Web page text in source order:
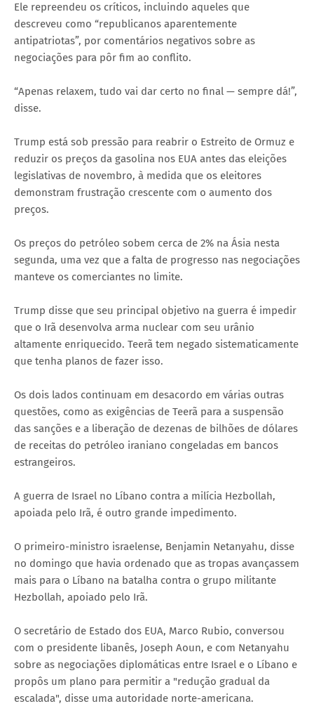
Ele repreendeu os críticos, incluindo aqueles que
descreveu como “republicanos aparentemente
antipatriotas”, por comentários negativos sobre as
negociações para pôr fim ao conflito.
“Apenas relaxem, tudo vai dar certo no final — sempre dá!”,
disse.
Trump está sob pressão para reabrir o Estreito de Ormuz e
reduzir os preços da gasolina nos EUA antes das eleições
legislativas de novembro, à medida que os eleitores
demonstram frustração crescente com o aumento dos
preços.
Os preços do petróleo sobem cerca de 2% na Ásia nesta
segunda, uma vez que a falta de progresso nas negociações
manteve os comerciantes no limite.
Trump disse que seu principal objetivo na guerra é impedir
que o Irã desenvolva arma nuclear com seu urânio
altamente enriquecido. Teerã tem negado sistematicamente
que tenha planos de fazer isso.
Os dois lados continuam em desacordo em várias outras
questões, como as exigências de Teerã para a suspensão
das sanções e a liberação de dezenas de bilhões de dólares
de receitas do petróleo iraniano congeladas em bancos
estrangeiros.
A guerra de Israel no Líbano contra a milícia Hezbollah,
apoiada pelo Irã, é outro grande impedimento.
O primeiro-ministro israelense, Benjamin Netanyahu, disse
no domingo que havia ordenado que as tropas avançassem
mais para o Líbano na batalha contra o grupo militante
Hezbollah, apoiado pelo Irã.
O secretário de Estado dos EUA, Marco Rubio, conversou
com o presidente libanês, Joseph Aoun, e com Netanyahu
sobre as negociações diplomáticas entre Israel e o Líbano e
propôs um plano para permitir a "redução gradual da
escalada", disse uma autoridade norte-americana.